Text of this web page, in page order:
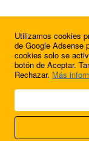
© 2009 - 2026
FútbolBalear
Utilizamos cookies
de Google Adsense
cookies solo se
botón de Aceptar.
Rechazar. Más